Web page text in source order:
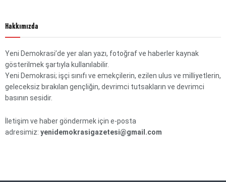
Hakkımızda
Yeni Demokrasi’de yer alan yazı, fotoğraf ve haberler kaynak
gösterilmek şartıyla kullanılabilir.
Yeni Demokrasi; işçi sınıfı ve emekçilerin, ezilen ulus ve milliyetlerin,
geleceksiz bırakılan gençliğin, devrimci tutsakların ve devrimci
basının sesidir.
İletişim ve haber göndermek için e-posta
adresimiz: yenidemokrasigazetesi@gmail.com